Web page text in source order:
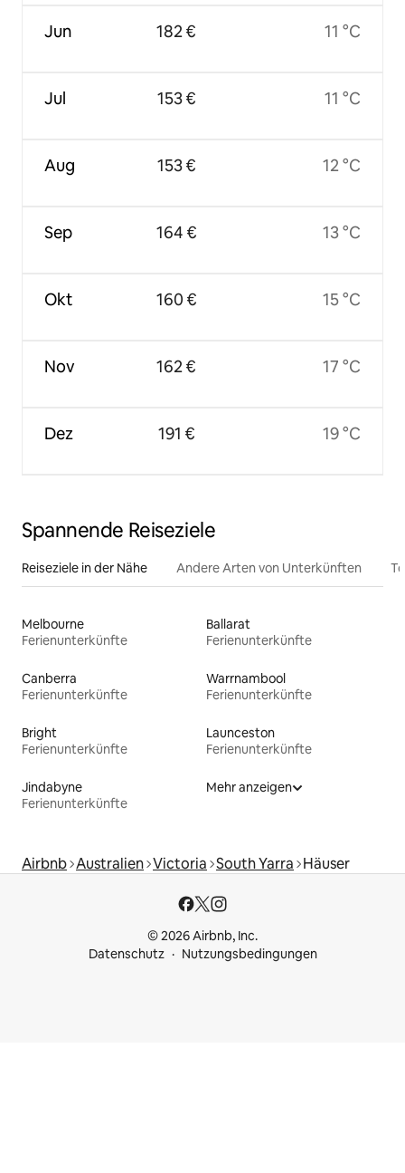
Jun
Jul
Aug
Sep
Okt
Nov
Dez
182 €
153 €
153 €
164 €
160 €
162 €
191 €
11 °C
11 °C
12 °C
13 °C
15 °C
17 °C
19 °C
Spannende Reiseziele
Reiseziele in der Nähe Andere Arten von Unterkünften
Melbourne
Ferienunterkünfte
Ballarat
Ferienunterkünfte
Canberra
Ferienunterkünfte
Warrnambool
Ferienunterkünfte
Bright
Ferienunterkünfte
Launceston
Ferienunterkünfte
Jindabyne
Ferienunterkünfte
Mehr anzeigen
Airbnb Australien Victoria South Yarra Häuser
© 2026 Airbnb, Inc.
Datenschutz
Nutzungsbedingungen